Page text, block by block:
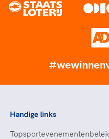
Handige links